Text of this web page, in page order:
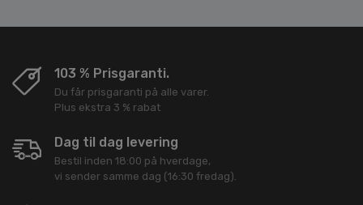
103 % Prisgaranti.
Du får prisgaranti på alle varer.
Plus ekstra 3 % rabat
Dag til dag levering
Bestil inden 18:00 på hverdage,
vi sender samme dag (16:30 fredag).